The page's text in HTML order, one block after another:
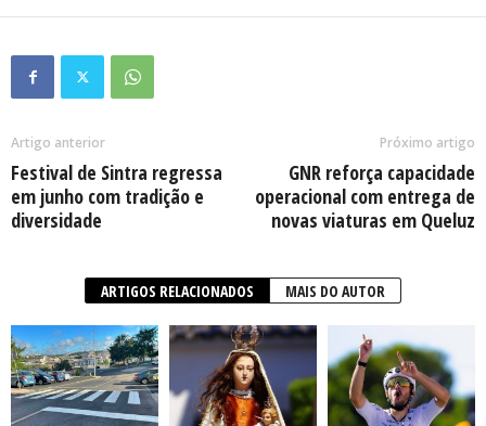
Artigo anterior
Festival de Sintra regressa
em junho com tradição e
diversidade
Próximo artigo
GNR reforça capacidade
operacional com entrega de
novas viaturas em Queluz
ARTIGOS RELACIONADOS MAIS DO AUTOR